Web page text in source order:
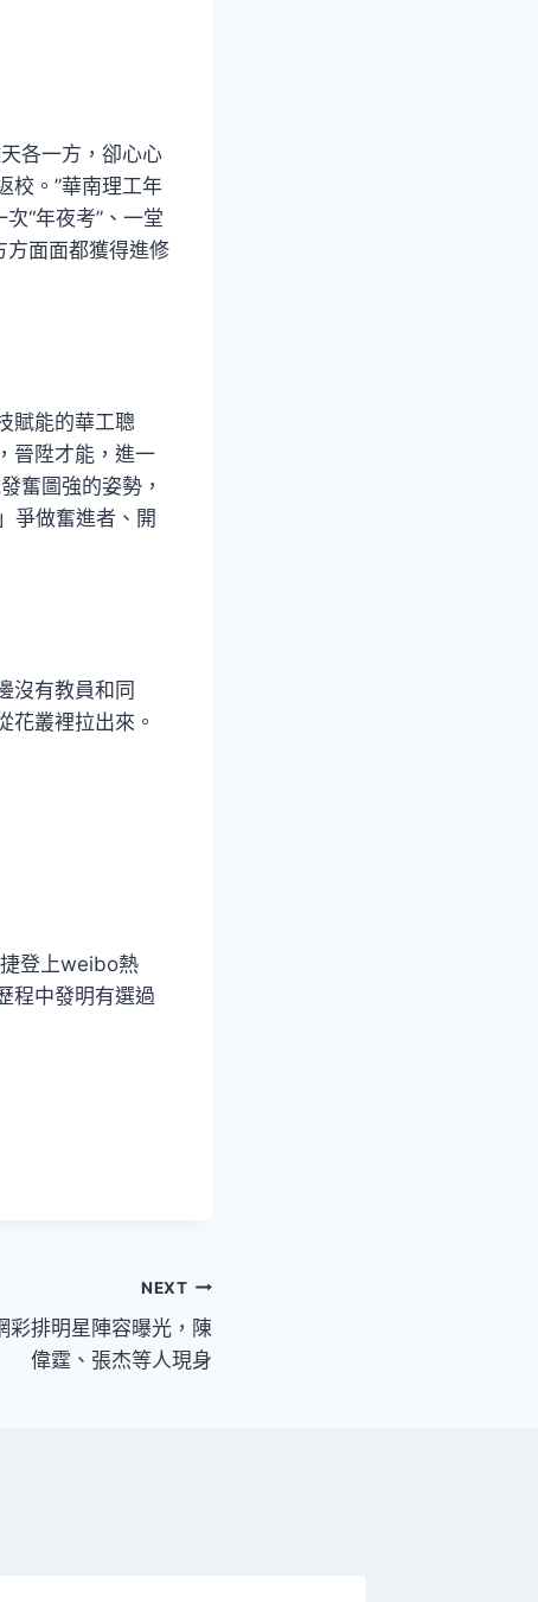
各一方，卻心心
校。”華南理工年
“年夜考”、一堂
方面面都獲得進修
賦能的華工聰
晉陞才能，進一
奮圖強的姿勢，
爭做奮進者、開
沒有教員和同
花叢裡拉出來。
登上weibo熱
程中發明有選過
NEXT
彩排明星陣容曝光，陳
偉霆、張杰等人現身